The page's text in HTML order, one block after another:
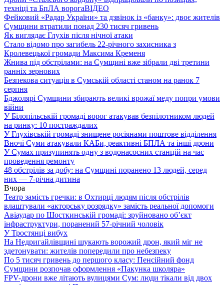
техніці та БпЛА ворогаВІДЕО
Фейковий «Радар України» та дзвінок із «банку»: двоє жителів
Сумщини втратили понад 230 тисяч гривень
Як виглядає Глухів після нічної атаки
Стало відомо про загибель 22-річного захисника з
Кролевецької громади Максима Кременя
Жнива під обстрілами: на Сумщині вже зібрали дві третини
ранніх зернових
Безпекова ситуація в Сумській області станом на ранок 7
серпня
Бджолярі Сумщини збирають великі врожаї меду попри умови
війни
У Білопільській громаді ворог атакував безпілотником людей
на ринку: 10 постраждалих
У Глухівській громаді знищене росіянами поштове відділення
Вночі Суми атакували КАБи, реактивні БПЛА та інші дрони
У Сумах призупинять одну з водонасосних станцій на час
проведення ремонту
48 обстрілів за добу: на Сумщині поранено 13 людей, серед
них — 7-річна дитина
Вчора
Театр замість гречки: в Охтирці людям після обстрілів
влаштували «акторську розрядку» замість реальної допомоги
Авіаудар по Шосткинській громаді: зруйновано об’єкт
інфраструктури, поранений 57-річний чоловік
У Тростянці вибух
На Недригайлівщині шукають ворожий дрон, який міг не
здетонувати: жителів попередили про небезпеку
По 5 тисяч гривень до першого класу: Пенсійний фонд
Сумщини розпочав оформлення «Пакунка школяра»
FPV-дрони вже літають вулицями Сум: люди тікали від двох